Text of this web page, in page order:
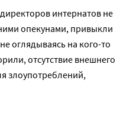
интернатов не
опекунами, привыкли
оглядываясь на кого-то
отсутствие внешнего
злоупотреблений,